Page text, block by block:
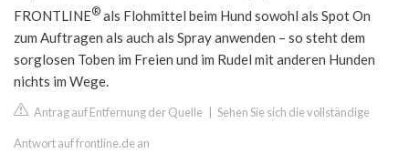
FRONTLINE® als Flohmittel beim Hund sowohl als Spot On
zum Auftragen als auch als Spray anwenden – so steht dem
sorglosen Toben im Freien und im Rudel mit anderen Hunden
nichts im Wege.
Antrag auf Entfernung der Quelle Sehen Sie sich die vollständige
Antwort auf frontline.de an